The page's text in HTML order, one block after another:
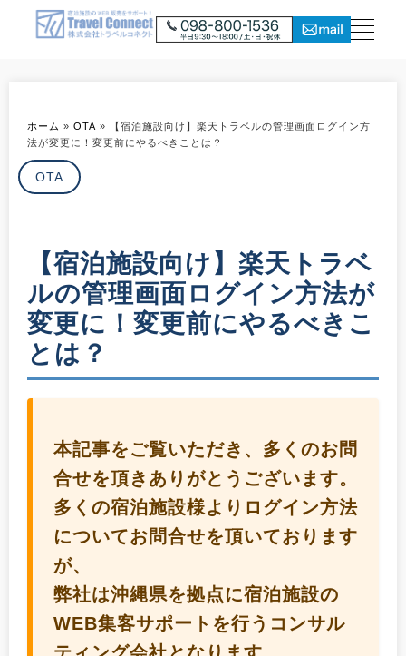
ホーム » OTA » 【宿泊施設向け】楽天トラベルの管理画面ログイン方
法が変更に！変更前にやるべきことは？
OTA
【宿泊施設向け】楽天トラベ
ルの管理画面ログイン方法が
変更に！変更前にやるべきこ
とは？
本記事をご覧いただき、多くのお問
合せを頂きありがとうございます。
多くの宿泊施設様よりログイン方法
についてお問合せを頂いております
が、
弊社は沖縄県を拠点に宿泊施設の
WEB集客サポートを行うコンサル